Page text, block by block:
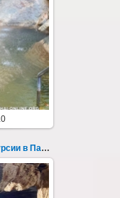
Квай,
Яй,
деревня...
Река Квай на 3 дня фото экскурсии в Паттайе 35